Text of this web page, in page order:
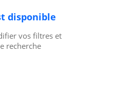
disponible
vos filtres et
recherche